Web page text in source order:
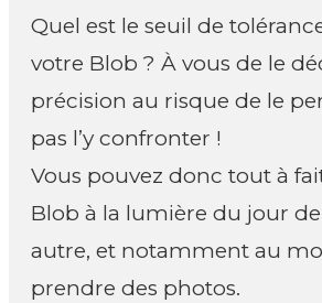
Quel est le seuil de
votre Blob ? À vous de le
précision au risque de le
pas l’y confronter !
Vous pouvez donc tout à
Blob à la lumière du jour
autre, et notamment au
prendre des photos.